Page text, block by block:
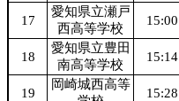
17
愛知県立瀬戸
西高等学校
15:00
18
愛知県立豊田
南高等学校
15:14
19
岡崎城西高等
15:28